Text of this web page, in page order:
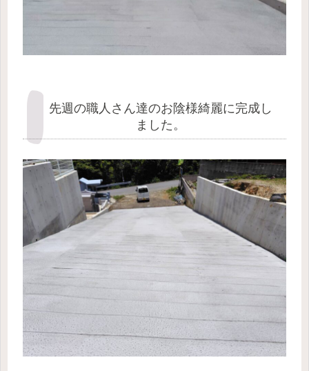
先週の職人さん達のお陰様綺麗に完成し
ました。